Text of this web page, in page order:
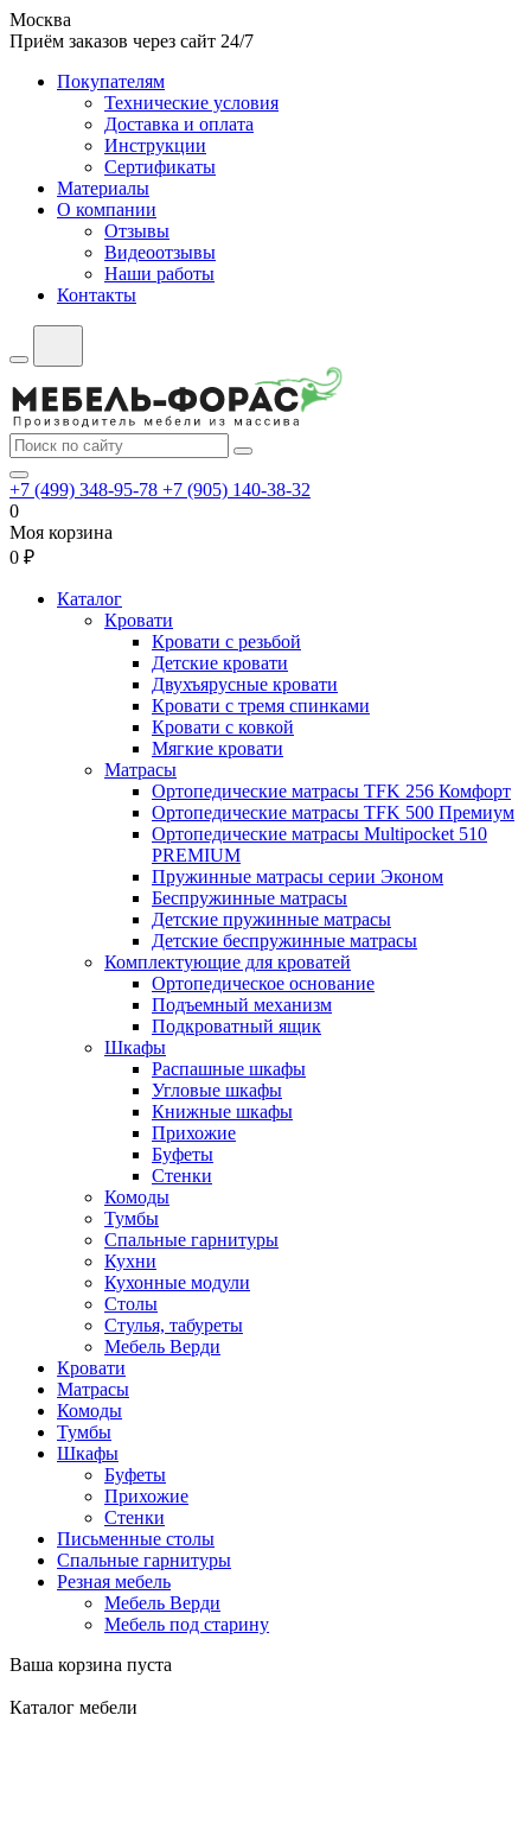
Москва
Приём заказов через сайт 24/7
Покупателям
Технические условия
Доставка и оплата
Инструкции
Сертификаты
Материалы
О компании
Отзывы
Видеоотзывы
Наши работы
Контакты
+7 (499) 348-95-78 +7 (905) 140-38-32
0
Моя корзина
0 ₽
Каталог
Кровати
Кровати с резьбой
Детские кровати
Двухъярусные кровати
Кровати с тремя спинками
Кровати с ковкой
Мягкие кровати
Матрасы
Ортопедические матрасы TFK 256 Комфорт
Ортопедические матрасы TFK 500 Премиум
Ортопедические матрасы Multipocket 510
PREMIUM
Пружинные матрасы серии Эконом
Беспружинные матрасы
Детские пружинные матрасы
Детские беспружинные матрасы
Комплектующие для кроватей
Ортопедическое основание
Подъемный механизм
Подкроватный ящик
Шкафы
Распашные шкафы
Угловые шкафы
Книжные шкафы
Прихожие
Буфеты
Стенки
Комоды
Тумбы
Спальные гарнитуры
Кухни
Кухонные модули
Столы
Стулья, табуреты
Мебель Верди
Кровати
Матрасы
Комоды
Тумбы
Шкафы
Буфеты
Прихожие
Стенки
Письменные столы
Спальные гарнитуры
Резная мебель
Мебель Верди
Мебель под старину
Ваша корзина пуста
Каталог мебели